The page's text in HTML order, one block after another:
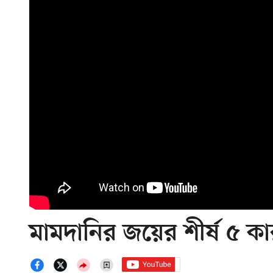
মামদানির জয়ের শীর্ষ ৫